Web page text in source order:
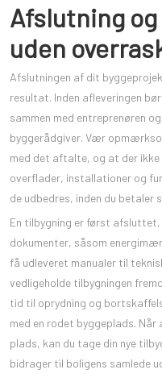
Afslutning
uden
Afslutningen af dit
resultat. Inden afleveringen
sammen med entreprenøren
byggerådgiver. Vær
med det aftalte, og at der
overflader, installationer og
de udbedres, inden du betaler
En tilbygning er først
dokumenter, såsom
få udleveret manualer til
vedligeholde tilbygningen
tid til oprydning og
med en rodet byggeplads.
plads, kan du tage din nye
bidrager til boligens samlede